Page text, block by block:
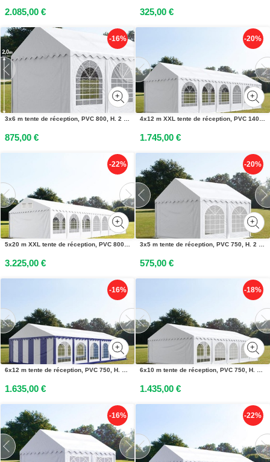
2.085,00 € 325,00 €
-16%
3x6 m tente de réception, PVC 800, H. 2 m, blanc - (2643)
875,00 €
-20%
4x12 m XXL tente de réception, PVC 1400, H. 2,6 m, blanc - (8187)
1.745,00 €
-22%
5x20 m XXL tente de réception, PVC 800, H. 2,6 m, blanc - (38516)
3.225,00 €
-20%
3x5 m tente de réception, PVC 750, H. 2 m, blanc - (2628)
575,00 €
-16%
6x12 m tente de réception, PVC 750, H. 2 m, bleu-blanc - (7151)
1.635,00 €
-18%
6x10 m tente de réception, PVC 750, H. 2 m, blanc - (7251)
1.435,00 €
-16% -22%